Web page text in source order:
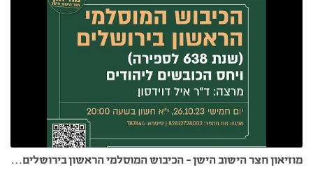
מוזיאון חצר הישוב הישן - הכיבוש המוסלמי הראשון בירושלים 26.10.23